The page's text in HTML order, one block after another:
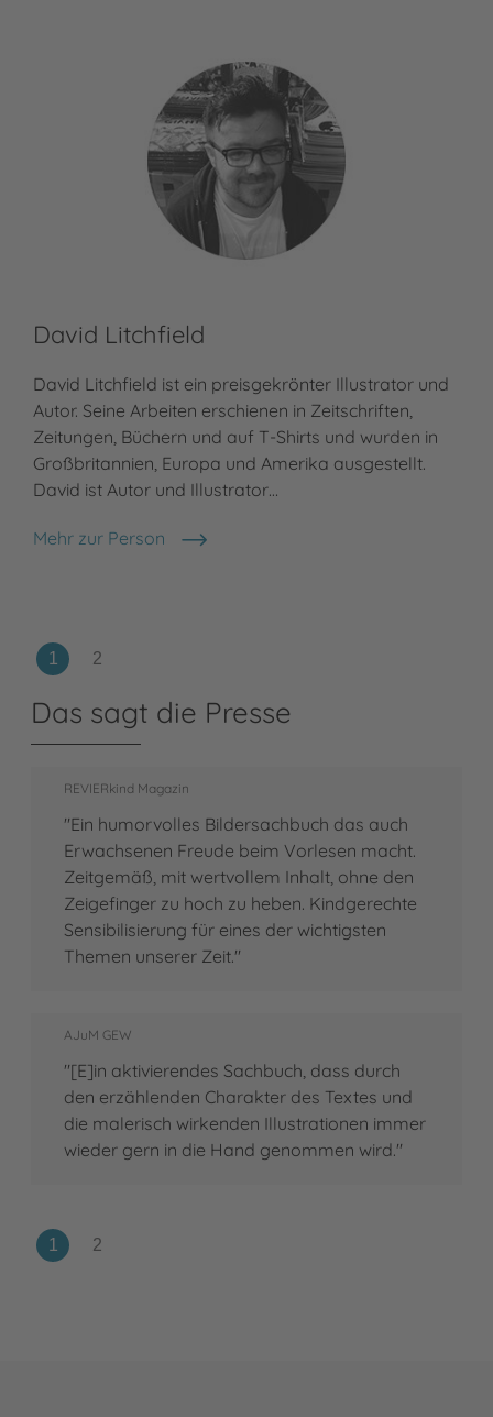
David Litchfield
David Litchfield ist ein preisgekrönter Illustrator und
Autor. Seine Arbeiten erschienen in Zeitschriften,
Zeitungen, Büchern und auf T-Shirts und wurden in
Großbritannien, Europa und Amerika ausgestellt.
David ist Autor und Illustrator…
Mehr zur Person
David Litchfield
Das sagt die Presse
REVIERkind Magazin
"Ein humorvolles Bildersachbuch das auch
Erwachsenen Freude beim Vorlesen macht.
Zeitgemäß, mit wertvollem Inhalt, ohne den
Zeigefinger zu hoch zu heben. Kindgerechte
Sensibilisierung für eines der wichtigsten
Themen unserer Zeit."
AJuM GEW
"[E]in aktivierendes Sachbuch, dass durch
den erzählenden Charakter des Textes und
die malerisch wirkenden Illustrationen immer
wieder gern in die Hand genommen wird."